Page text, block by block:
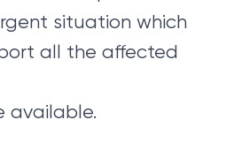
situation which
all the affected
available.